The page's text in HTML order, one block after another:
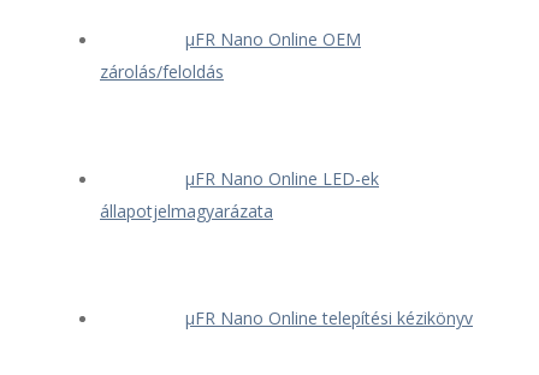
μFR Nano Online OEM
zárolás/feloldás
μFR Nano Online LED-ek
állapotjelmagyarázata
μFR Nano Online telepítési kézikönyv